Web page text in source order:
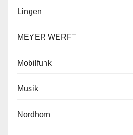
Lingen
MEYER WERFT
Mobilfunk
Musik
Nordhorn